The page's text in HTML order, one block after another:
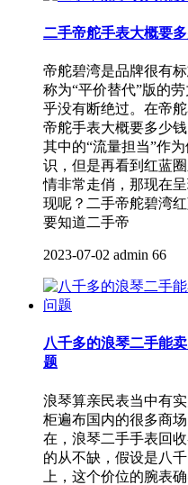
二手帝舵手表大概要
帝舵碧湾是品牌很有
称为“平价替代”版的
乎没有断绝过。在帝
帝舵手表大概要多少
其中的“流量担当”作
识，但是再看到红蓝
情非常走俏，那现在
现呢？二手帝舵碧湾
要知道二手帝
2023-07-02 admin 66
八千多的浪琴二手能
题
浪琴算亲民表当中有
柜遍布国内的很多商
在，浪琴二手手表回
的从不缺，假设是八
上，这个价位的腕表